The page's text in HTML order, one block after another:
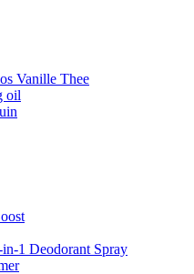
Vanille Thee
oil
1 Deodorant Spray